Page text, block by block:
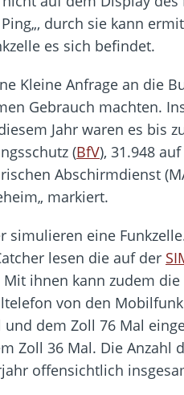
Ping„, durch sie kann
es sich befindet.
Kleine Anfrage an die
Gebrauch machten.
Jahr waren es bis
(BfV), 31.948
Abschirmdienst
markiert.
simulieren eine
lesen die auf der
Mit ihnen kann zudem
von den
und dem Zoll 76 Mal
Zoll 36 Mal. Die Anzahl
offensichtlich